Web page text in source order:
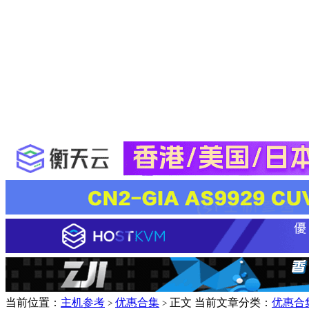
当前位置： 主机参考 > 优惠合集 > 正文 当前文章分类： 优惠合